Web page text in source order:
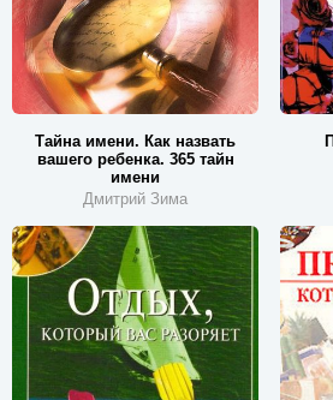
Тайна имени. Как назвать
вашего ребенка. 365 тайн
имени
Дмитрий Зима